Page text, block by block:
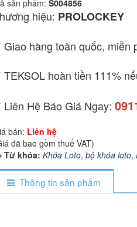
sản phẩm: S004856
hiệu: PROLOCKEY
Giao hàng toàn quốc, miễn
TEKSOL hoàn tiền 111%
Liên Hệ Báo Giá Ngay:
bán: Liên hệ
đã bao gồm thuế VAT)
Từ khóa: Khóa Loto, bộ khóa loto,
Thông tin sản phẩm